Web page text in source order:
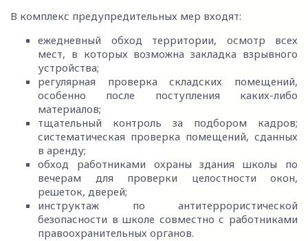
В комплекс предупредительных мер входят:
ежедневный обход территории, осмотр всех
мест, в которых возможна закладка взрывного
устройства;
регулярная проверка складских помещений,
особенно после поступления каких-либо
материалов;
тщательный контроль за подбором кадров;
систематическая проверка помещений, сданных
в аренду;
обход работниками охраны здания школы по
вечерам для проверки целостности окон,
решеток, дверей;
инструктаж по антитеррористической
безопасности в школе совместно с работниками
правоохранительных органов.